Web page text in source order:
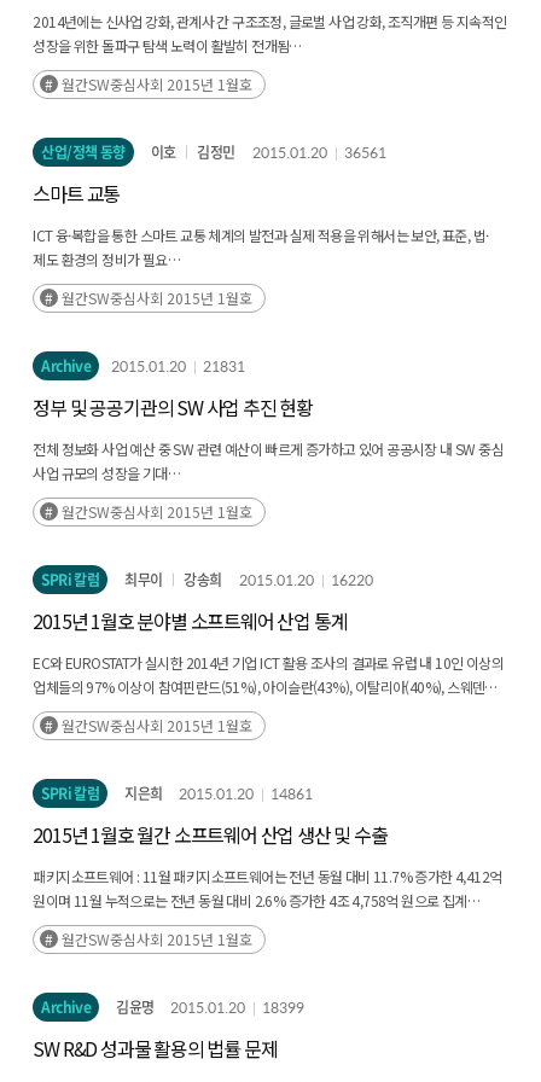
국내 기업들도 통신사들을 중심으로 IoT 관련 사업을 강화하고 있으며 그 외 전자업체,
IT 서비스 기업 등이 IoT 제품 개발 및 출시 노력을 확대
2014년에는 신사업 강화, 관계사 간 구조조정, 글로벌 사업 강화, 조직개편 등 지속적인
성장을 위한 돌파구 탐색 노력이 활발히 전개됨
2015년에도 대기업 공공시장 축소, 금융시장 정체 등에 대응하기 위한 해외 진출,
신성장 동력 확보, 조직 효율화 등 노력이 이어질 전망
문서작성, 커뮤니케이션, 이메일 등 기업의 기초 업무인 협업을 중심으로 기업용 솔루션
시장 공략 강화 추세
기존 B2C 중심의 글로벌 IT 기업들의 기업용 솔루션 시장 진출 노력이 지속될 전망
월간SW중심사회 2015년 1월호
산업/정책 동향 이호 김정민 2015.01.20 36561
스마트 교통
ICT 융·복합을 통한 스마트 교통 체계의 발전과 실제 적용을 위해서는 보안, 표준, 법·
제도 환경의 정비가 필요
V2X 통신 기술의 발전으로 차량과 차량, 차량과 인프라의 정보 공유가 가능해지면서
다양한 서비스가 창출될 것으로 기대되나 그로 인해 신규 보안 이슈 및 안전 문제가
다양한 자동차 제조사들이 자체 기술 개발 노력을 확대하고 있어 통신 수단의 표준,
내장 소프트웨어 표준 문제 등의 이슈 발생이 우려
또한, ICT 기술의 오류 및 오작동으로 인한 교통사고 발생 시 책임소재에 대한 기준
글로벌 경쟁력 확보를 위해 미국, 유럽 등 국가와의 글로벌 표준 제정, 기술 교류 등 협력
체계 강화 노력이 필요
월간SW중심사회 2015년 1월호
Archive 2015.01.20 21831
정부 및 공공기관의 SW 사업 추진 현황
전체 정보화 사업 예산 중 SW 관련 예산이 빠르게 증가하고 있어 공공시장 내 SW 중심
사업 규모의 성장을 기대
2015년 정보화 사업 예산은 전년 대비 4.0% 증가한 3조 6,910억 원이며 이 중 SW
관련 예산은 전년대비 7.8% 증가한 3조 391억 원으로 집계
월간SW중심사회 2015년 1월호
SPRi 칼럼 최무이 강송희 2015.01.20 16220
2015년 1월호 분야별 소프트웨어 산업 통계
EC와 EUROSTAT가 실시한 2014년 기업 ICT 활용 조사의 결과로 유럽 내 10인 이상의
업체들의 97% 이상이 참여핀란드(51%), 아이슬란(43%), 이탈리아(40%), 스웨덴
(39%), 덴마크(38%) 등 국가들의 클라우드 이용률이 매우 높은 것으로 집계
월간SW중심사회 2015년 1월호
SPRi 칼럼 지은희 2015.01.20 14861
2015년 1월호 월간 소프트웨어 산업 생산 및 수출
패키지소프트웨어 : 11월 패키지소프트웨어는 전년 동월 대비 11.7% 증가한 4,412억
원이며 11월 누적으로는 전년 동월 대비 2.6% 증가한 4조 4,758억 원으로 집계
IT 서비스 : 11월 IT 서비스는 전년 동월 대비 9.6% 증가한 2조 7,205억 원이며, 11월
누적 규모는 27조 4,748억 원으로 전년 동월 대비 0.8% 증가
월간SW중심사회 2015년 1월호
Archive 김윤명 2015.01.20 18399
SW R&D 성과물 활용의 법률 문제